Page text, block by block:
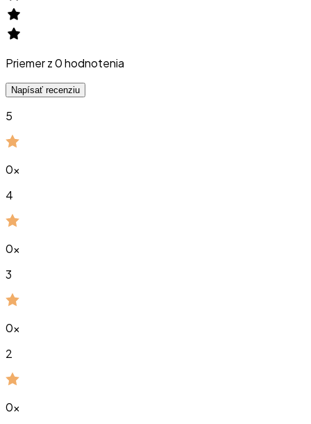
Priemer z0hodnotenia
Napísať recenziu
5
0x
4
0x
3
0x
2
0x